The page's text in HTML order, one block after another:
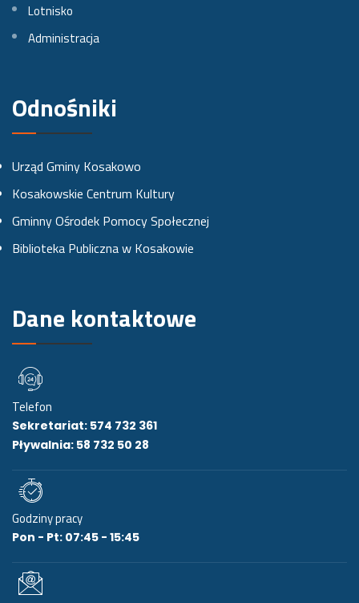
F
a
b
o
k
u
I
n
a
r
a
m
i
o
t
u
e
Lotnisko
Administracja
Odnośniki
Urząd Gminy Kosakowo
Kosakowskie Centrum Kultury
Gminny Ośrodek Pomocy Społecznej
Biblioteka Publiczna w Kosakowie
Dane kontaktowe
Telefon
Sekretariat: 574 732 361
Pływalnia: 58 732 50 28
Godziny pracy
Pon - Pt: 07:45 - 15:45